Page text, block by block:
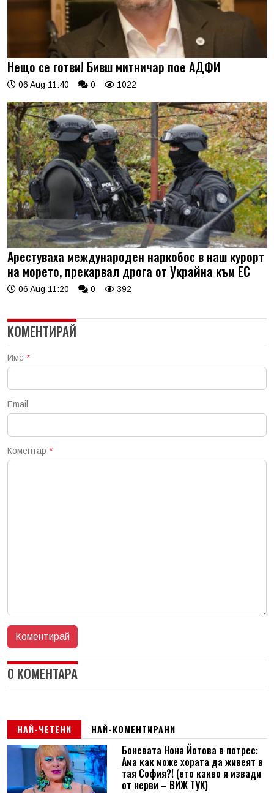
Нещо се готви! Бивш митничар пое АДФИ
06 Aug 11:40 0 1022
Арестуваха международен наркобос в наш курорт
на морето, прекарвал дрога от Украйна към ЕС
06 Aug 11:20 0 392
КОМЕНТИРАЙ
Име *
Email
Коментар *
0 КОМЕНТАРА
НАЙ-ЧЕТЕНИ НАЙ-КОМЕНТИРАНИ
Боневата Нона Йотова в потрес:
Ама как може хората да живеят в
тая София?! (ето какво я извади
от нерви – ВИЖ ТУК)